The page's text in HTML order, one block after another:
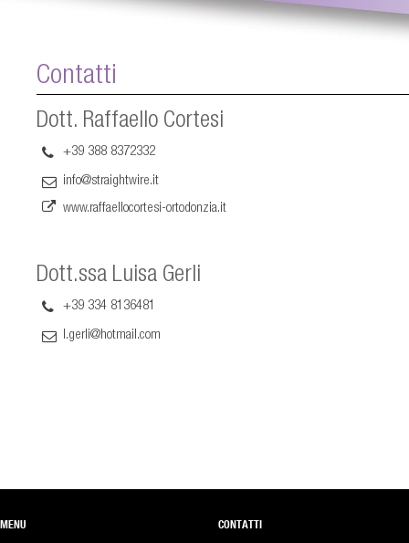
Contatti
Dott. Raffaello Cortesi
+39 388 8372332
info@straightwire.it
www.raffaellocortesi-ortodonzia.it
Dott.ssa Luisa Gerli
+39 334 8136481
l.gerli@hotmail.com
MENU CONTATTI